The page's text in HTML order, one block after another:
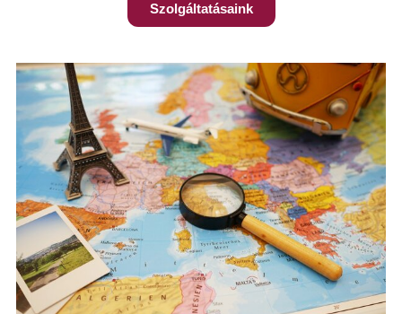
Szolgáltatásaink